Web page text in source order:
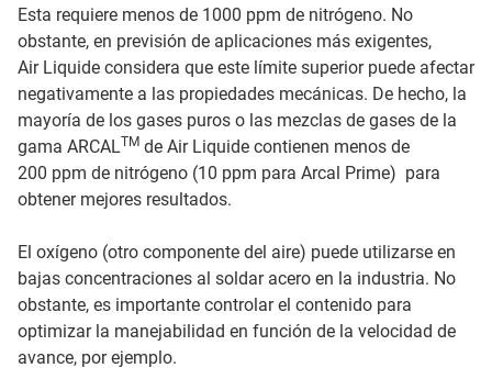
Esta requiere menos de 1000 ppm de nitrógeno. No
obstante, en previsión de aplicaciones más exigentes,
Air Liquide considera que este límite superior puede afectar
negativamente a las propiedades mecánicas. De hecho, la
mayoría de los gases puros o las mezclas de gases de la
gama ARCALTM de Air Liquide contienen menos de
200 ppm de nitrógeno (10 ppm para Arcal Prime) para
obtener mejores resultados.
El oxígeno (otro componente del aire) puede utilizarse en
bajas concentraciones al soldar acero en la industria. No
obstante, es importante controlar el contenido para
optimizar la manejabilidad en función de la velocidad de
avance, por ejemplo.